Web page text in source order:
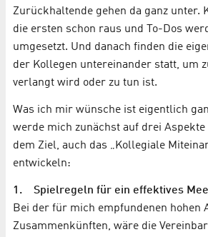
Zurückhaltende gehen da ganz unter.
die ersten schon raus und To-Dos
umgesetzt. Und danach finden die
der Kollegen untereinander statt, um
verlangt wird oder zu tun ist.
Was ich mir wünsche ist eigentlich
werde mich zunächst auf drei
dem Ziel, auch das „Kollegiale
entwickeln:
1. Spielregeln für ein effektives
Bei der für mich empfundenen hohen
Zusammenkünften, wäre die